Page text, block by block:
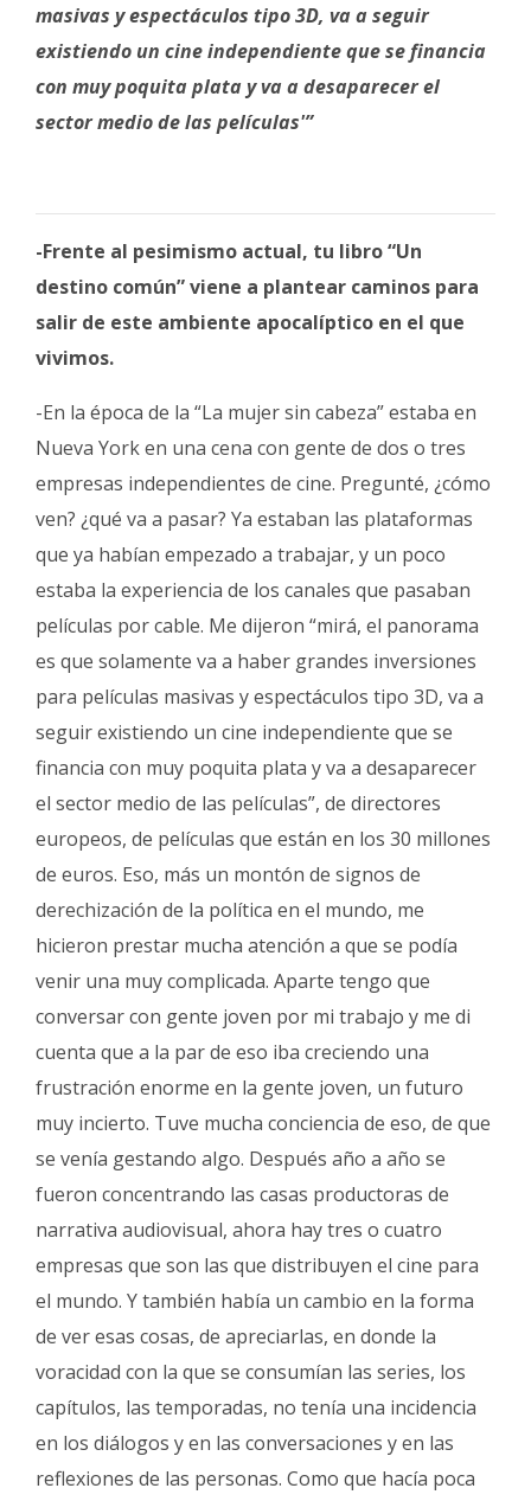
masivas y espectáculos tipo 3D, va a seguir
existiendo un cine independiente que se financia
con muy poquita plata y va a desaparecer el
sector medio de las películas'”
-Frente al pesimismo actual, tu libro “Un
destino común” viene a plantear caminos para
salir de este ambiente apocalíptico en el que
vivimos.
-En la época de la “La mujer sin cabeza” estaba en
Nueva York en una cena con gente de dos o tres
empresas independientes de cine. Pregunté, ¿cómo
ven? ¿qué va a pasar? Ya estaban las plataformas
que ya habían empezado a trabajar, y un poco
estaba la experiencia de los canales que pasaban
películas por cable. Me dijeron “mirá, el panorama
es que solamente va a haber grandes inversiones
para películas masivas y espectáculos tipo 3D, va a
seguir existiendo un cine independiente que se
financia con muy poquita plata y va a desaparecer
el sector medio de las películas”, de directores
europeos, de películas que están en los 30 millones
de euros. Eso, más un montón de signos de
derechización de la política en el mundo, me
hicieron prestar mucha atención a que se podía
venir una muy complicada. Aparte tengo que
conversar con gente joven por mi trabajo y me di
cuenta que a la par de eso iba creciendo una
frustración enorme en la gente joven, un futuro
muy incierto. Tuve mucha conciencia de eso, de que
se venía gestando algo. Después año a año se
fueron concentrando las casas productoras de
narrativa audiovisual, ahora hay tres o cuatro
empresas que son las que distribuyen el cine para
el mundo. Y también había un cambio en la forma
de ver esas cosas, de apreciarlas, en donde la
voracidad con la que se consumían las series, los
capítulos, las temporadas, no tenía una incidencia
en los diálogos y en las conversaciones y en las
reflexiones de las personas. Como que hacía poca